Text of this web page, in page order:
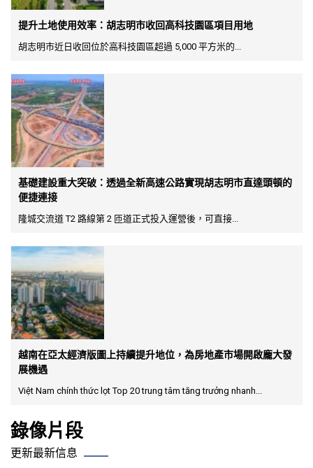
提升土地使用效率：胡志明市收回高科技園區項目用地
胡志明市近日收回位於高科技園區超過 5,000 平方米的...
基礎建設重大突破：透過全新高速公路實現胡志明市直達頭頓的
便捷連接
隆城交流道 T2 路線第 2 匝道正式投入運營後，可直接...
越南在亞太經濟版圖上持續提升地位，為房地產市場開啟龐大發
展機遇
Việt Nam chính thức lọt Top 20 trung tâm tăng trưởng nhanh...
錄像片段
更新最新信息